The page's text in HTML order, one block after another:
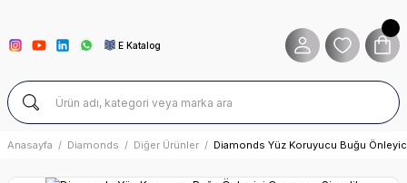
E Katalog
Anasayfa Diamonds Diğer Ürünler Diamonds Yüz Koruyucu Buğu